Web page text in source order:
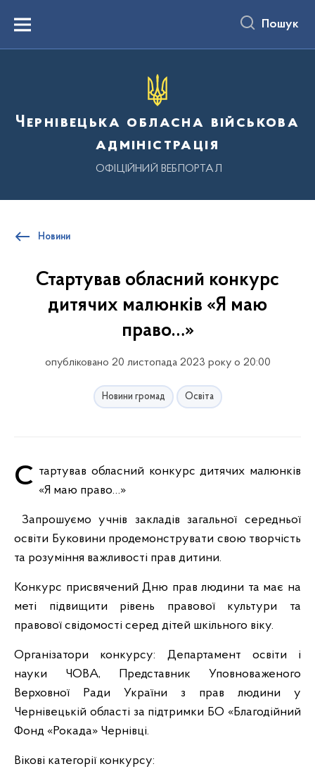
вмістуMenu Пошук
Чернівецька обласна військова
адміністрація
ОФІЦІЙНИЙ ВЕБПОРТАЛ
Новини
Стартував обласний конкурс
дитячих малюнків «Я маю
право…»
опубліковано 20 листопада 2023 року о 20:00
Новини громад Освіта
Стартував обласний конкурс дитячих малюнків «Я маю право…»
Запрошуємо учнів закладів загальної середньої
освіти Буковини продемонструвати свою творчість
та розуміння важливості прав дитини.
Конкурс присвячений Дню прав людини та має на
меті підвищити рівень правової культури та
правової свідомості серед дітей шкільного віку.
Організатори конкурсу: Департамент освіти і
науки ЧОВА, Представник Уповноваженого
Верховної Ради України з прав людини у
Чернівецькій області за підтримки БО «Благодійний
Фонд «Рокада» Чернівці.
Вікові категорії конкурсу: